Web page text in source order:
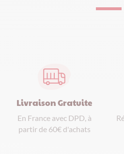
Livraison Gratuite
En France avec DPD, à
partir de 60€ d'achats